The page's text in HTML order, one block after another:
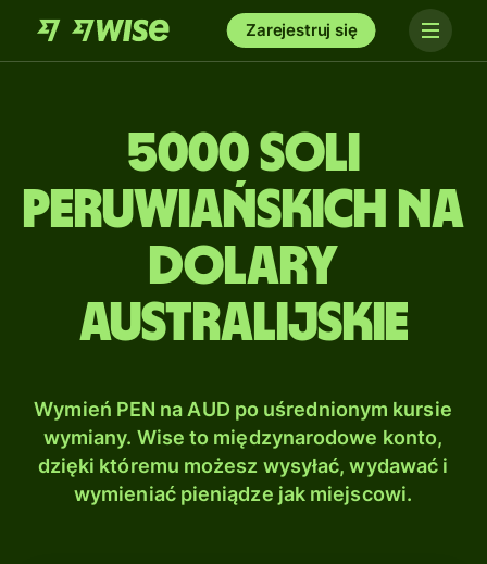
Zarejestruj się
5000 Soli
peruwiańskich na
Dolary
australijskie
Wymień PEN na AUD po uśrednionym kursie
wymiany. Wise to międzynarodowe konto,
dzięki któremu możesz wysyłać, wydawać i
wymieniać pieniądze jak miejscowi.